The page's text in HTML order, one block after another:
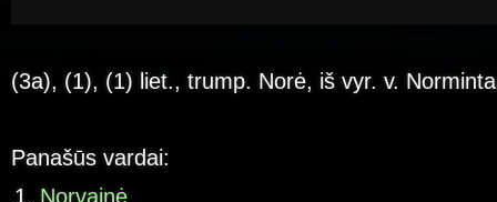
(3a), (1), (1) liet., trump. Norė, iš vyr. v.
Panašūs vardai:
Norvainė